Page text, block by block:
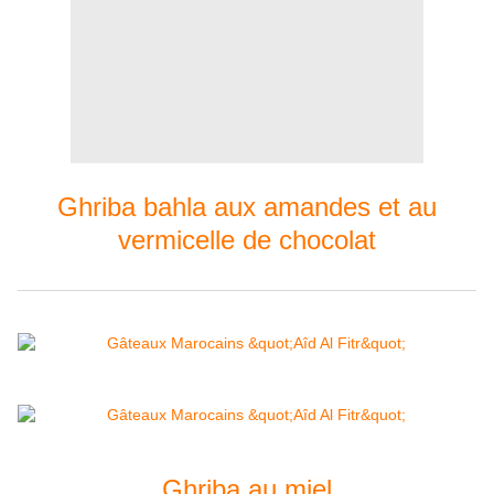
Ghriba bahla aux amandes et au
vermicelle de chocolat